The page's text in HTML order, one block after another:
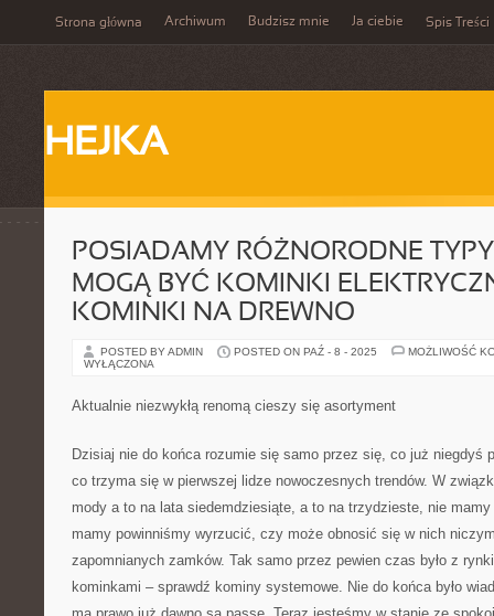
Strona główna Archiwum Budzisz mnie Ja ciebie Spis Treści
HEJKA
POSIADAMY RÓŻNORODNE
MOGĄ BYĆ KOMINKI
KOMINKI NA DREWNO
POSTED BY ADMIN POSTED ON PAŹ - 8 - 2025
MOŻLIWOŚĆ
WYŁĄCZONA
Aktualnie niezwykłą renomą cieszy się asortyment
Dzisiaj nie do końca rozumie się samo przez się, co już niegdyś
co trzyma się w pierwszej lidze nowoczesnych trendów. W
mody a to na lata siedemdziesiąte, a to na trzydzieste, nie
mamy powinniśmy wyrzucić, czy może obnosić się w nich
zapomnianych zamków. Tak samo przez pewien czas było z
kominkami – sprawdź kominy systemowe. Nie do końca było